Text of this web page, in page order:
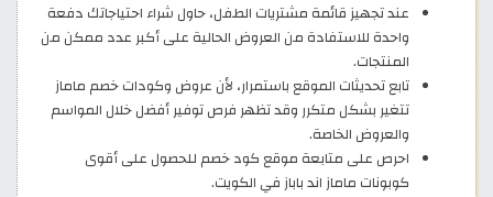
عند تجهيز قائمة مشتريات الطفل، حاول شراء احتياجاتك دفعة
واحدة للاستفادة من العروض الحالية على أكبر عدد ممكن من
المنتجات.
تابع تحديثات الموقع باستمرار، لأن عروض وكودات خصم ماماز
تتغير بشكل متكرر وقد تظهر فرص توفير أفضل خلال المواسم
والعروض الخاصة.
احرص على متابعة موقع كود خصم للحصول على أقوى
كوبونات ماماز اند باباز في الكويت.